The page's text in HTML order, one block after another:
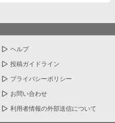
ヘルプ
投稿ガイドライン
プライバシーポリシー
お問い合わせ
利用者情報の外部送信について